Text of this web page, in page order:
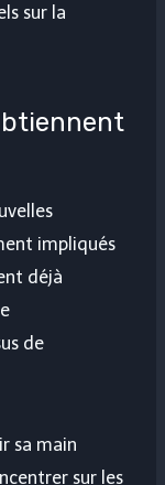
sur la
impliqués
déjà
de
sa main
sur les